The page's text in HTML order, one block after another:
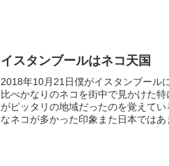
イスタンブールはネコ天国
2018年10月21日僕がイスタンブール
比べかなりのネコを街中で見かけた
がピッタリの地域だったのを覚えて
なネコが多かった印象また日本では